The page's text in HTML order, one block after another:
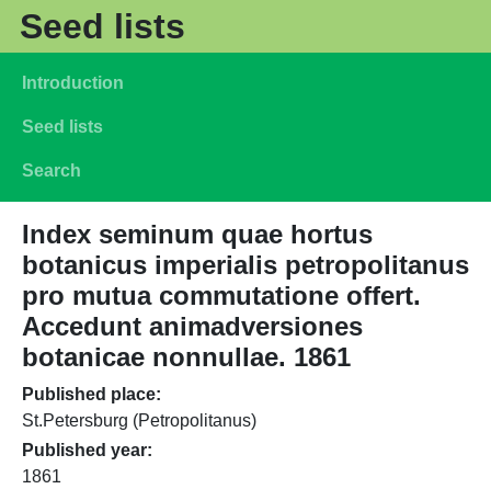
Skip to main content
Seed lists
Main navigation
Introduction
Seed lists
Search
Index seminum quae hortus
botanicus imperialis petropolitanus
pro mutua commutatione offert.
Accedunt animadversiones
botanicae nonnullae. 1861
Published place
St.Petersburg (Petropolitanus)
Published year
1861